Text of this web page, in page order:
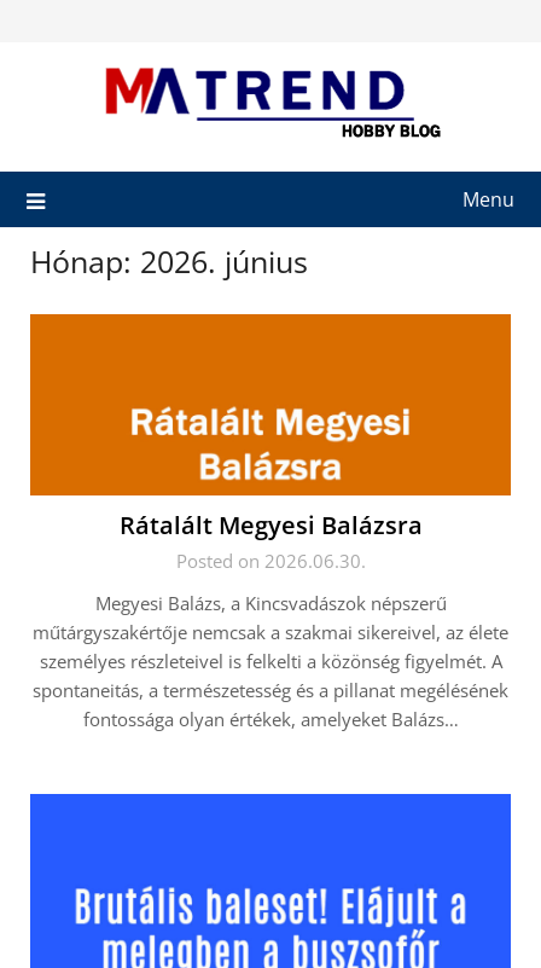
Menu
Hónap: 2026. június
Rátalált Megyesi Balázsra
Posted on 2026.06.30.
Megyesi Balázs, a Kincsvadászok népszerű
műtárgyszakértője nemcsak a szakmai sikereivel, az élete
személyes részleteivel is felkelti a közönség figyelmét. A
spontaneitás, a természetesség és a pillanat megélésének
fontossága olyan értékek, amelyeket Balázs…